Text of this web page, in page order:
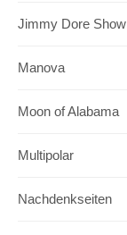
Jimmy Dore Show
Manova
Moon of Alabama
Multipolar
Nachdenkseiten